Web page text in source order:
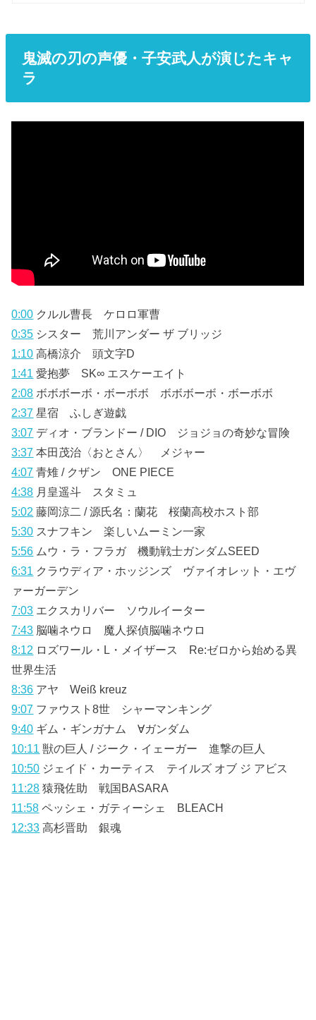
鬼滅の刃の声優・子安武人が演じたキャ
ラ
0:00 クルル曹長 ケロロ軍曹
0:35 シスター 荒川アンダー ザ ブリッジ
1:10 高橋涼介 頭文字D
1:41 愛抱夢 SK∞ エスケーエイト
2:08 ボボボーボ・ボーボボ ボボボーボ・ボーボボ
2:37 星宿 ふしぎ遊戯
3:07 ディオ・ブランドー / DIO ジョジョの奇妙な冒険
3:37 本田茂治〈おとさん〉 メジャー
4:07 青雉 / クザン ONE PIECE
4:38 月皇遥斗 スタミュ
5:02 藤岡涼二 / 源氏名：蘭花 桜蘭高校ホスト部
5:30 スナフキン 楽しいムーミン一家
5:56 ムウ・ラ・フラガ 機動戦士ガンダムSEED
6:31 クラウディア・ホッジンズ ヴァイオレット・エヴ
ァーガーデン
7:03 エクスカリバー ソウルイーター
7:43 脳噛ネウロ 魔人探偵脳噛ネウロ
8:12 ロズワール・L・メイザース Re:ゼロから始める異
世界生活
8:36 アヤ Weiß kreuz
9:07 ファウスト8世 シャーマンキング
9:40 ギム・ギンガナム ∀ガンダム
10:11 獣の巨人 / ジーク・イェーガー 進撃の巨人
10:50 ジェイド・カーティス テイルズ オブ ジ アビス
11:28 猿飛佐助 戦国BASARA
11:58 ペッシェ・ガティーシェ BLEACH
12:33 高杉晋助 銀魂